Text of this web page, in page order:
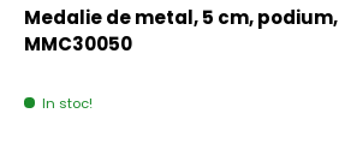
Medalie de metal, 5 cm, podium,
MMC30050
In stoc!